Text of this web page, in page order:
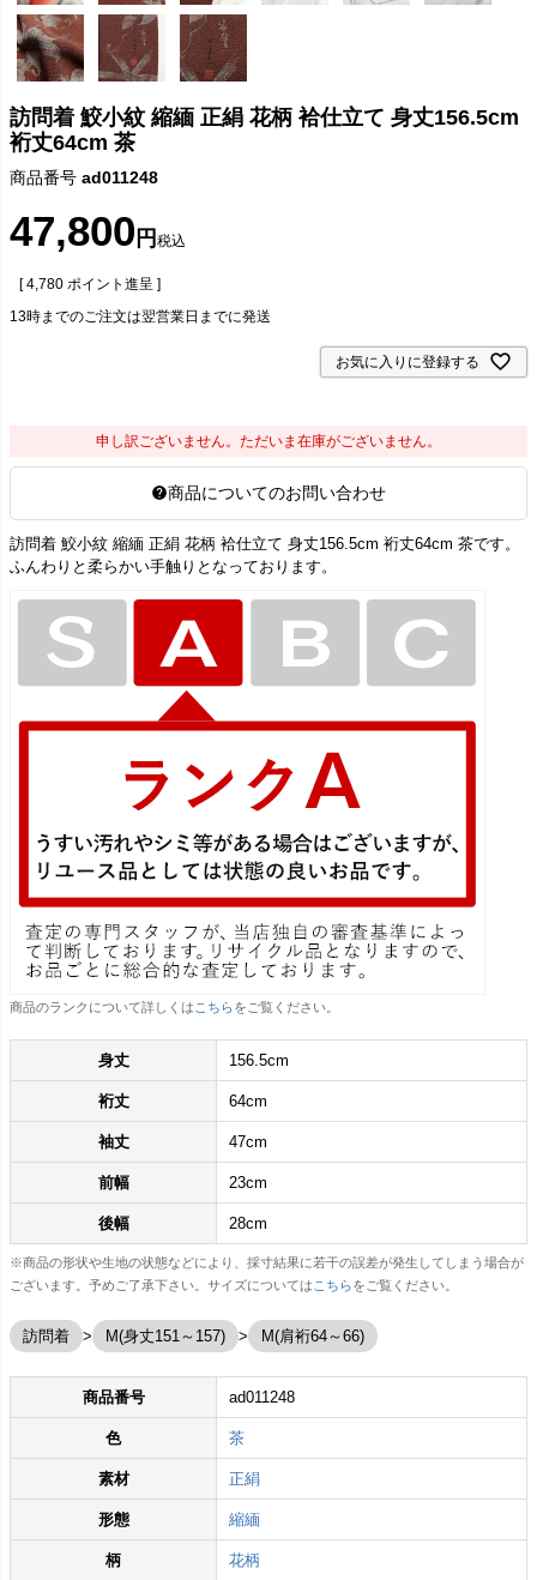
訪問着 鮫小紋 縮緬 正絹 花柄 袷仕立て 身丈156.5cm
裄丈64cm 茶
商品番号 ad011248
47,800 税込
[ 4,780 ポイント進呈 ]
13時までのご注文は翌営業日までに発送
お気に入りに登録する
申し訳ございません。ただいま在庫がございません。
商品についてのお問い合わせ
訪問着 鮫小紋 縮緬 正絹 花柄 袷仕立て 身丈156.5cm 裄丈64cm 茶です。
ふんわりと柔らかい手触りとなっております。
商品のランクについて詳しくは こちらをご覧ください。
身丈 156.5cm
裄丈 64cm
袖丈 47cm
前幅 23cm
後幅 28cm
※商品の形状や生地の状態などにより、採寸結果に若干の誤差が発生してしまう場合が
ございます。予めご了承下さい。サイズについては こちらをご覧ください。
訪問着 M(身丈151～157) M(肩裄64～66)
商品番号 ad011248
色 茶
素材 正絹
形態 縮緬
柄 花柄